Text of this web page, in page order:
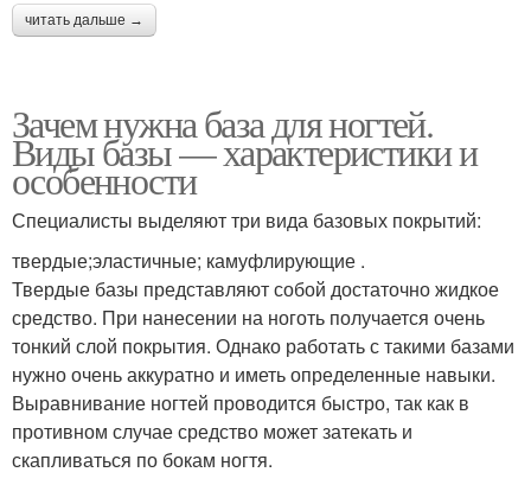
читать дальше →
Зачем нужна база для ногтей.
Виды базы — характеристики и
особенности
Специалисты выделяют три вида базовых покрытий:
твердые;эластичные; камуфлирующие .
Твердые базы представляют собой достаточно жидкое
средство. При нанесении на ноготь получается очень
тонкий слой покрытия. Однако работать с такими базами
нужно очень аккуратно и иметь определенные навыки.
Выравнивание ногтей проводится быстро, так как в
противном случае средство может затекать и
скапливаться по бокам ногтя.